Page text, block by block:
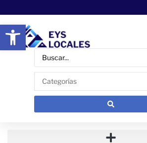
Abrir barra de herramientas